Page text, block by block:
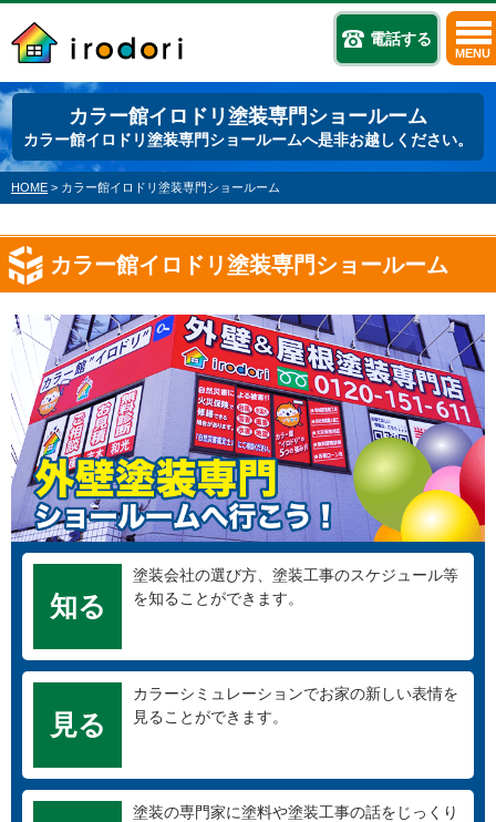
電話する
MENU
カラー館イロドリ塗装専門ショールーム
カラー館イロドリ塗装専門ショールームへ是非お越しください。
HOME > カラー館イロドリ塗装専門ショールーム
カラー館イロドリ塗装専門ショールーム
知る
塗装会社の選び方、塗装工事のスケジュール等
を知ることができます。
見る
カラーシミュレーションでお家の新しい表情を
見ることができます。
塗装の専門家に塗料や塗装工事の話をじっくり